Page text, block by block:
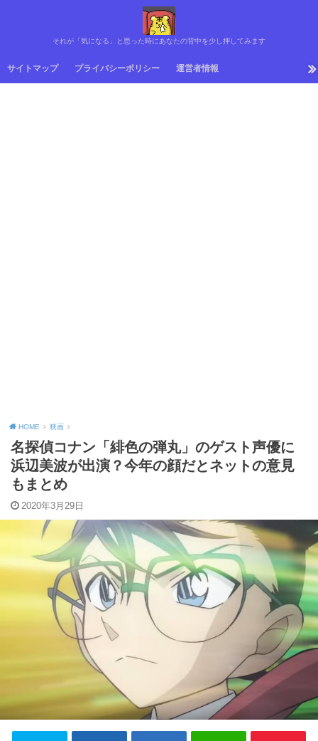
それが「気になる」と思った時にあなたの背中を少し押してみます
サイトマップ プライバシーポリシー 運営者情報
HOME 映画
名探偵コナン「緋色の弾丸」のゲスト声優に
浜辺美波が出演？今年の顔だとネットの意見
もまとめ
2020年3月29日